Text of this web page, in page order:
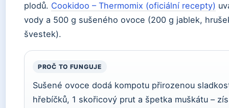
plodů. Cookidoo – Thermomix (oficiální recepty)
vody a 500 g sušeného ovoce (200 g jablek,
švestek).
PROČ TO FUNGUJE
Sušené ovoce dodá kompotu přirozenou
hřebíčků, 1 skořicový prut a špetka muškátu –